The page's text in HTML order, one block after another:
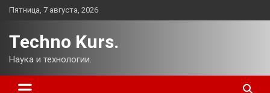
Перейти
Пятница, 7 августа, 2026
Techno Kurs.
Наука и технологии.